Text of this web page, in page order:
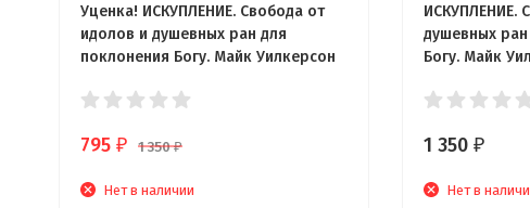
Уценка! ИСКУПЛЕНИЕ. Свобода от
идолов и душевных ран для
поклонения Богу. Майк Уилкерсон
795 ₽ 1 350₽
Нет в наличии
ИСКУПЛЕНИЕ.
душевных
Богу. Майк
1 350₽
Нет в